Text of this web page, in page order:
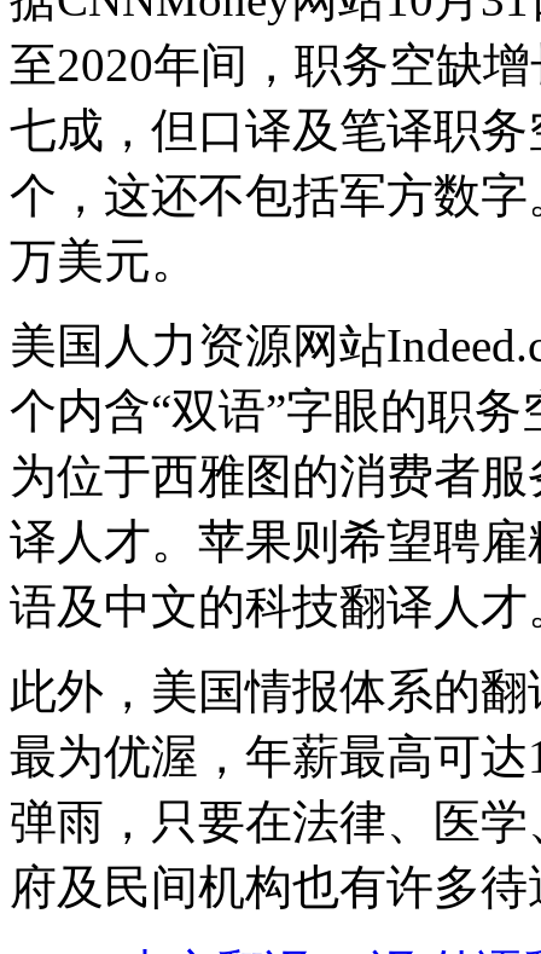
至2020年间，职务空缺
七成，但口译及笔译职
个，这还不包括军方数
万美元。
美国人力资源网站
个内含“双语”字眼的职
为位于西雅图的消费者
译人才。苹果则希望聘
语及中文的科技翻译人才
此外，美国情报体系的
最为优渥，年薪最高可
弹雨，只要在法律、医
府及民间机构也有许多